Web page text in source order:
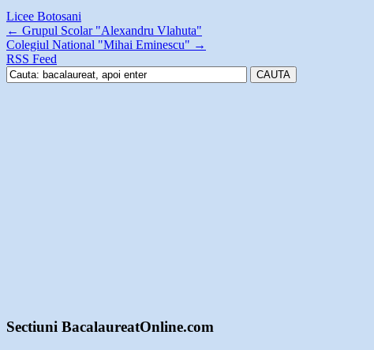
Licee Botosani
← Grupul Scolar "Alexandru Vlahuta"
Colegiul National "Mihai Eminescu" →
RSS Feed
Sectiuni BacalaureatOnline.com